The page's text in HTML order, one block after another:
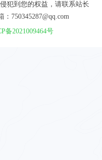
犯到您的权益，请联系站长
750345287@qq.com
备2021009464号